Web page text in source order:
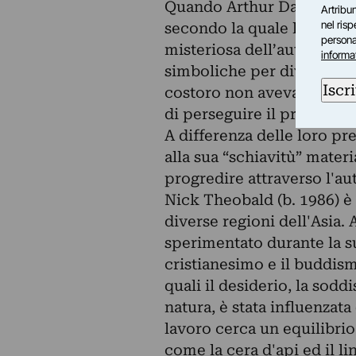
Quando Arthur Danto si
secondo la quale l'arte
misteriosa dell’autorità
simboliche per diventare
costoro non avevano
di perseguire il proprio
A differenza delle loro
alla sua “schiavitù”
progredire attraverso
Nick Theobald (b. 1986)
diverse regioni dell'Asia.
sperimentato durante la
cristianesimo e il
quali il desiderio, la
natura, è stata
lavoro cerca un
come la cera d'api ed il
nel